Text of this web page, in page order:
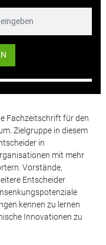
Fachzeitschrift für den
Zielgruppe in diesem
in
mit mehr
Vorstände,
Entscheider
kennen zu lernen
Innovationen zu